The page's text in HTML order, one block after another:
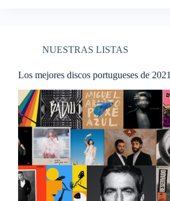
NUESTRAS LISTAS
Los mejores discos portugueses de 2021